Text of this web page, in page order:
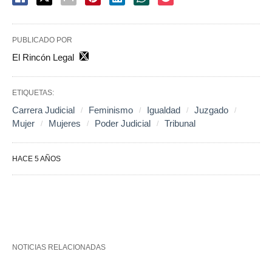
PUBLICADO POR
El Rincón Legal
ETIQUETAS:
Carrera Judicial Feminismo Igualdad
Juzgado
Mujer
Mujeres Poder Judicial Tribunal
HACE 5 AÑOS
NOTICIAS RELACIONADAS